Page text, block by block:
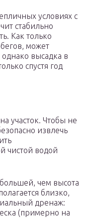
условиях с
стабильно
Как только
может
однако высадка в
спустя год
участок. Чтобы не
извлечь
чистой водой
чем высота
близко,
дренаж:
(примерно на